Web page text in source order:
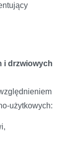
i drzwiowych
użytkowych: